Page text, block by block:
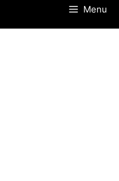
Menu